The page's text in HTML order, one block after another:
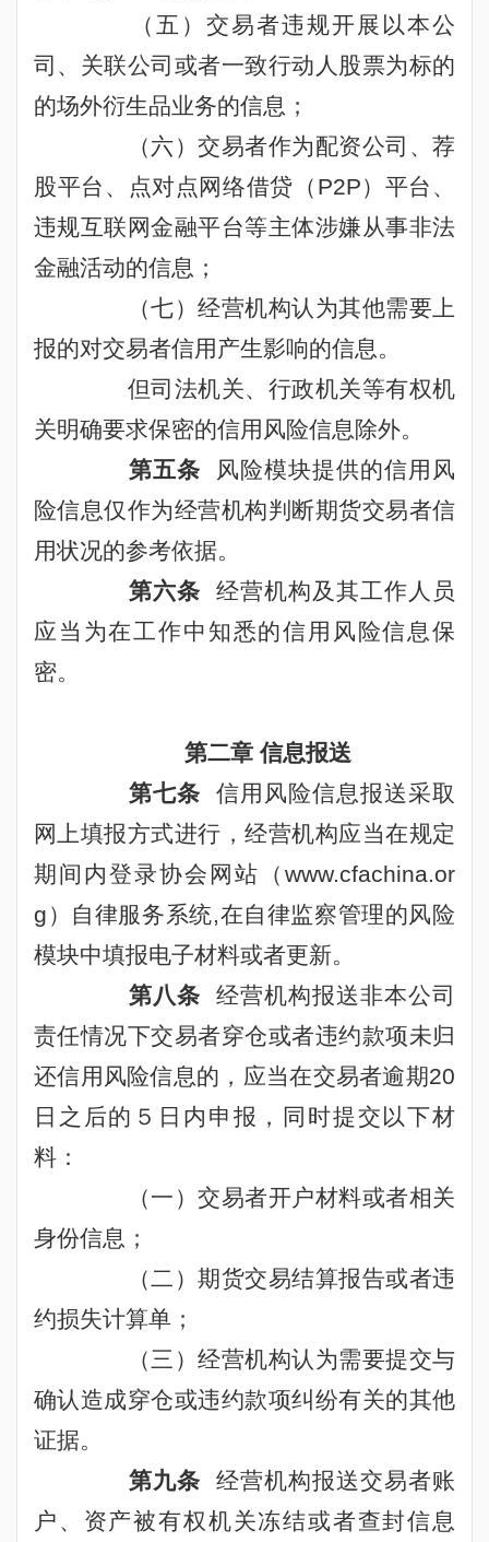
（五）交易者违规开展以本公
司、关联公司或者一致行动人股票为标的
的场外衍生品业务的信息；
（六）交易者作为配资公司、荐
股平台、点对点网络借贷（ P2P）平台、
违规互联网金融平台等主体涉嫌从事非法
金融活动的信息；
（七）经营机构认为其他需要上
报的对交易者信用产生影响的信息。
但司法机关、行政机关等有权机
关明确要求保密的信用风险信息除外。
第五条
风险模块提供的信用风
险信息仅作为经营机构判断期货交易者信
用状况的参考依据。
第六条
经营机构及其工作人员
应当为在工作中知悉的信用风险信息保
密。
第二章 信息报送
第七条
信用 风险信息报送采取
网上填报方式进行，经营机构应当在规定
期间内登录协会网站（ www.cfachina.or
g ）自律服务系统,在自律监察管理的风险
模块中填报电子材料或者更新。
第八条
经营机构报送非本公司
责任情况下交易者穿仓或者违约款项未归
还信用风险信息的，应当在交易者逾期20
日之后的５日内申报，同时提交以下材
料：
（一）交易者开户材料或者相关
身份信息；
（二）期货交易结算报告或者违
约损失计算单；
（三）经营机构认为需要提交与
确认造成穿仓或违约款项纠纷有关的其他
证据。
第九条
经营机构报送交易者账
户、资产被有权机关冻结或者查封信息